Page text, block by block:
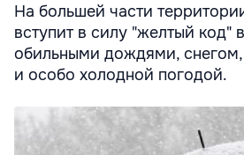
На большей части
вступит в силу "желтый код"
обильными дождями,
и особо холодной погодой.